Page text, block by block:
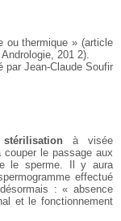
ou thermique » (article
201 2).
par Jean-Claude Soufir
stérilisation à visée
le passage aux
le sperme. Il y aura
effectué
: « absence
et le fonctionnement